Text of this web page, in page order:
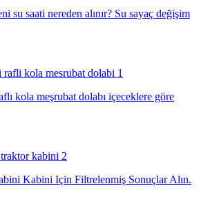
su saati nereden alınır? Su sayaç değişim
kola meşrubat dolabı içeceklere göre
Kabini Için Filtrelenmiş Sonuçlar Alın.